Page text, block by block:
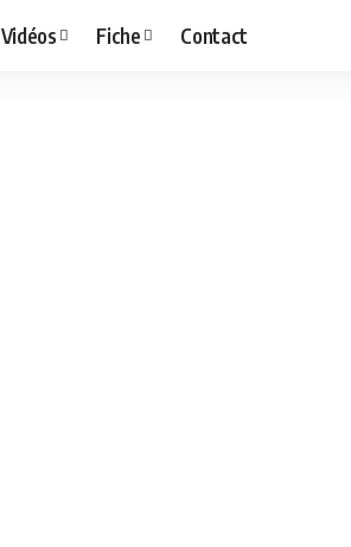
Vidéos Fiche Contact